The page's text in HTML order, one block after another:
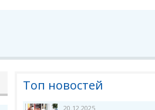
Топ новостей
20.12.2025